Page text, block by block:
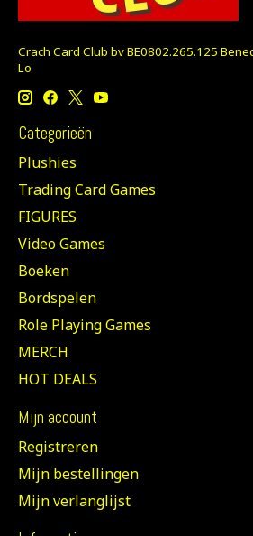
Crach Card Club bv BE0802.265.125
Lo
Categorieën
Plushies
Trading Card Games
FIGURES
Video Games
Boeken
Bordspelen
Role Playing Games
MERCH
HOT DEALS
Mijn account
Registreren
Mijn bestellingen
Mijn verlanglijst